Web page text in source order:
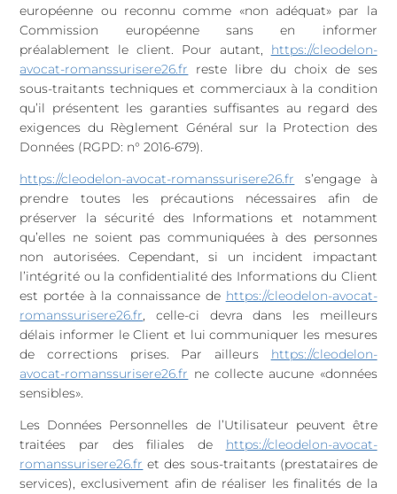
européenne ou reconnu comme «non adéquat» par la
Commission européenne sans en informer
préalablement le client. Pour autant,
https://cleodelon-
avocat-romanssurisere26.fr
reste libre du choix de ses
sous-traitants techniques et commerciaux à la condition
qu’il présentent les garanties suffisantes au regard des
exigences du Règlement Général sur la Protection des
Données (RGPD: n° 2016-679).
https://cleodelon-avocat-romanssurisere26.fr
s’engage à
prendre toutes les précautions nécessaires afin de
préserver la sécurité des Informations et notamment
qu’elles ne soient pas communiquées à des personnes
non autorisées. Cependant, si un incident impactant
l’intégrité ou la confidentialité des Informations du Client
est portée à la connaissance de https://cleodelon-avocat-
romanssurisere26.fr, celle-ci devra dans les meilleurs
délais informer le Client et lui communiquer les mesures
de corrections prises. Par ailleurs
https://cleodelon-
avocat-romanssurisere26.fr ne collecte aucune «données
sensibles».
Les Données Personnelles de l’Utilisateur peuvent être
traitées par des filiales de
https://cleodelon-avocat-
romanssurisere26.fr et des sous-traitants (prestataires de
services), exclusivement afin de réaliser les finalités de la